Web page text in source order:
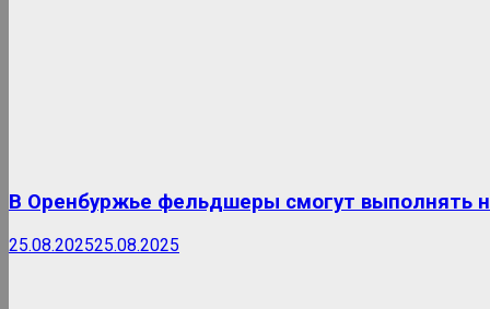
В Оренбуржье фельдшеры смогут выполнять
25.08.202525.08.2025